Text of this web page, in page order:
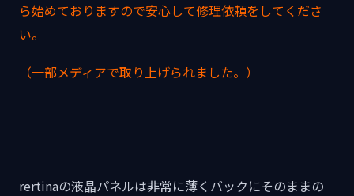
ら始めておりますので安心して修理依頼をしてくださ
い。
（一部メディアで取り上げられました。）
rertinaの液晶パネルは非常に薄くバックにそのままの